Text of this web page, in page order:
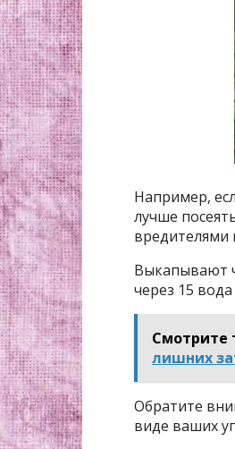
Например,
лучше
вредителями
Выкапывают
через 15
Смотрите
лишних
Обратите
виде ваших